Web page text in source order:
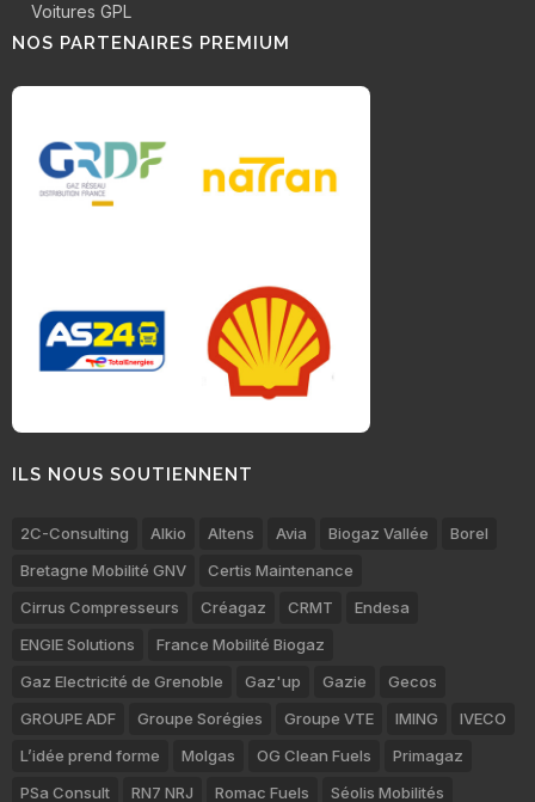
Voitures GPL
NOS PARTENAIRES PREMIUM
ILS NOUS SOUTIENNENT
2C-Consulting Alkio Altens Avia Biogaz Vallée
Borel
Bretagne Mobilité GNV
Certis Maintenance
Cirrus Compresseurs
Créagaz CRMT
Endesa
ENGIE Solutions
France Mobilité Biogaz
Gaz Electricité de Grenoble
Gaz'up Gazie
Gecos
GROUPE ADF
Groupe Sorégies Groupe VTE IMING
IVECO
L’idée prend forme
Molgas OG Clean Fuels
Primagaz
PSa Consult
RN7 NRJ Romac Fuels Séolis Mobilités